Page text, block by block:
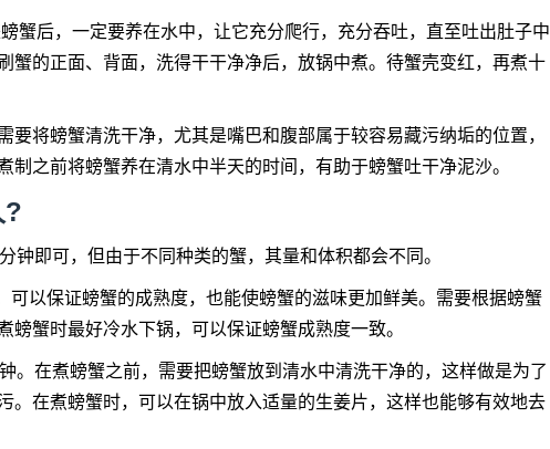
蟹后，一定要养在水中，让它充分爬行，充分吞吐，直至吐出肚子中
蟹的正面、背面，洗得干干净净后，放锅中煮。待蟹壳变红，再煮十
要将螃蟹清洗干净，尤其是嘴巴和腹部属于较容易藏污纳垢的位置，
制之前将螃蟹养在清水中半天的时间，有助于螃蟹吐干净泥沙。
?
钟即可，但由于不同种类的蟹，其量和体积都会不同。
可以保证螃蟹的成熟度，也能使螃蟹的滋味更加鲜美。需要根据螃蟹
螃蟹时最好冷水下锅，可以保证螃蟹成熟度一致。
。在煮螃蟹之前，需要把螃蟹放到清水中清洗干净的，这样做是为了
。在煮螃蟹时，可以在锅中放入适量的生姜片，这样也能够有效地去